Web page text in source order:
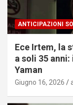
ANTICIPAZIONI
Ece Irtem, la
a soli 35
Yaman
Giugno 16, 2026